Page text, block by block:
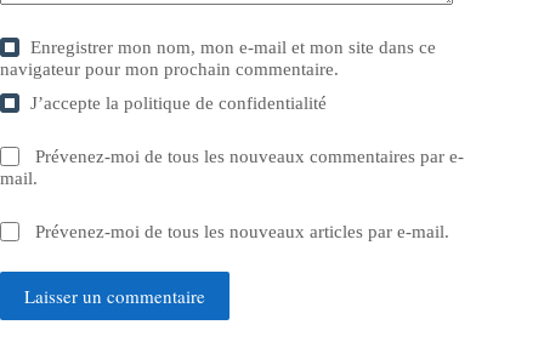
Enregistrer mon nom, mon e-mail et mon site dans ce
navigateur pour mon prochain commentaire.
J’accepte lapolitique de confidentialité
Prévenez-moi de tous les nouveaux commentaires par e-
mail.
Prévenez-moi de tous les nouveaux articles par e-mail.
Laisser un commentaire